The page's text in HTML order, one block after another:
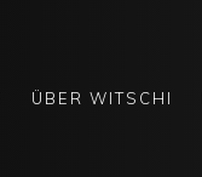
ÜBER WITSCHI